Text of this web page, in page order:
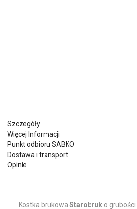
Szczegóły
Więcej Informacji
Punkt odbioru SABKO
Dostawa i transport
Opinie
Kostka brukowa Starobruk o grubości